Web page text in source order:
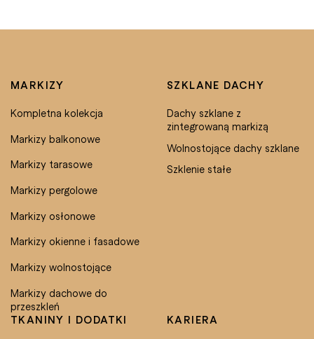
MARKIZY
Kompletna kolekcja
Markizy balkonowe
Markizy tarasowe
Markizy pergolowe
Markizy osłonowe
Markizy okienne i fasadowe
Markizy wolnostojące
Markizy dachowe do
przeszkleń
SZKLANE DACHY
Dachy szklane z
zintegrowaną markizą
Wolnostojące dachy szklane
Szklenie stałe
TKANINY I DODATKI
KARIERA